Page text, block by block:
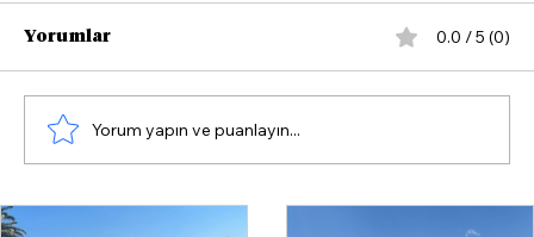
Yorumlar 0.0 / 5 (0)
Yorum yapın ve puanlayın...